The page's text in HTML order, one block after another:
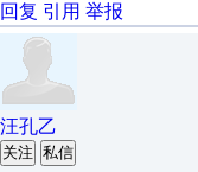
回复 引用 举报
汪孔乙
关注 私信